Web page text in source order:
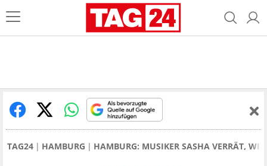
TAG24 HAMBURG HAMBURG: MUSIKER SASHA VERRÄT,